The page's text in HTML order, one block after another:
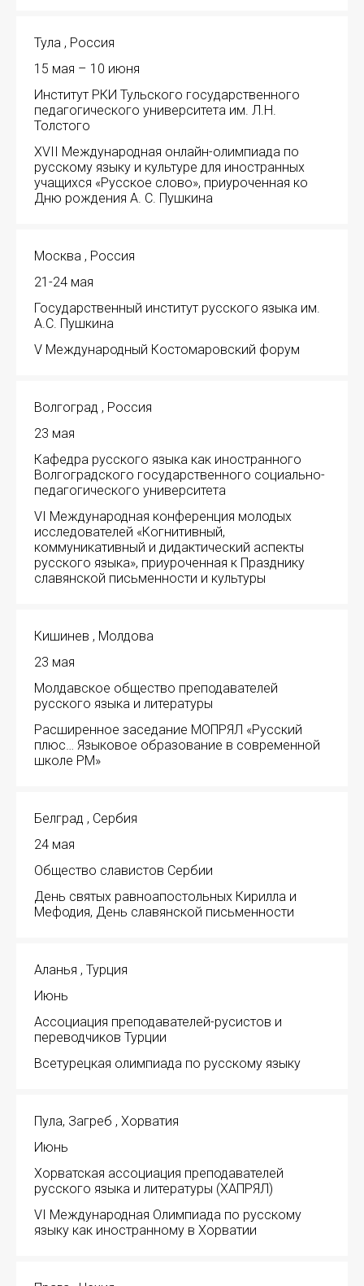
Тула , Россия
15 мая – 10 июня
Институт РКИ Тульского государственного
педагогического университета им. Л.Н.
Толстого
XVII Международная онлайн-олимпиада по
русскому языку и культуре для иностранных
учащихся «Русское слово», приуроченная ко
Дню рождения А. С. Пушкина
Москва , Россия
21-24 мая
Государственный институт русского языка им.
А.С. Пушкина
V Международный Костомаровский форум
Волгоград , Россия
23 мая
Кафедра русского языка как иностранного
Волгоградского государственного социально-
педагогического университета
VI Международная конференция молодых
исследователей «Когнитивный,
коммуникативный и дидактический аспекты
русского языка», приуроченная к Празднику
славянской письменности и культуры
Кишинев , Молдова
23 мая
Молдавское общество преподавателей
русского языка и литературы
Расширенное заседание МОПРЯЛ «Русский
плюс… Языковое образование в современной
школе РМ»
Белград , Сербия
24 мая
Общество славистов Сербии
День святых равноапостольных Кирилла и
Мефодия, День славянской письменности
Аланья , Турция
Июнь
Ассоциация преподавателей-русистов и
переводчиков Турции
Всетурецкая олимпиада по русскому языку
Пула, Загреб , Хорватия
Июнь
Хорватская ассоциация преподавателей
русского языка и литературы (ХАПРЯЛ)
VI Международная Олимпиада по русскому
языку как иностранному в Хорватии